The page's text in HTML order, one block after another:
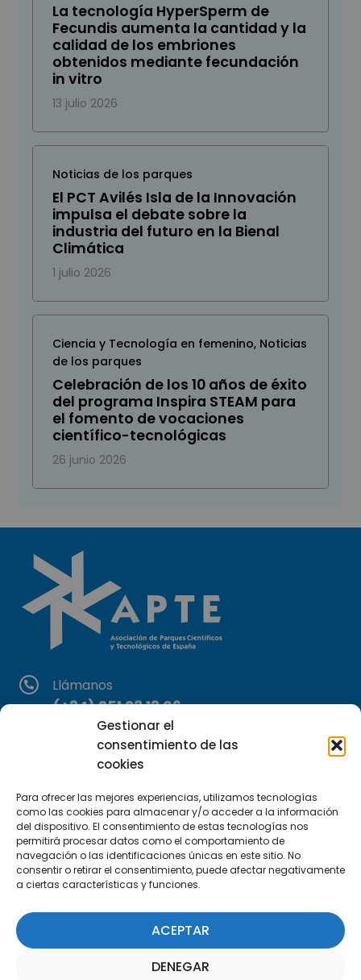
Gestionar el
consentimiento de las
cookies
Para ofrecer las mejores experiencias, utilizamos tecnologías
como las cookies para almacenar y/o acceder a la información
del dispositivo. El consentimiento de estas tecnologías nos
permitirá procesar datos como el comportamiento de
navegación o las identificaciones únicas en este sitio. No
consentir o retirar el consentimiento, puede afectar negativamente
a ciertas características y funciones.
ACEPTAR
DENEGAR
La tecnología HyperSperm de
Fecundis aumenta la cantidad y la
calidad de los embriones
obtenidos mediante fecundación
in vitro
13 julio 2026
Noticias de los parques
El PCT Avilés Isla de la Innovación
impulsa el debate sobre la
industria del futuro en la Bienal
Climática
1 julio 2026
Ciencia y Tecnología en femenino, Noticias
de los parques
Celebración de los 10 años de éxito
del programa Inspira STEAM para
el fomento de vocaciones
científico-tecnológicas
26 junio 2026
Llámanos
(+34) 951 23 13 06
Escríbenos
info@apte.org
Encuéntranos
C/Marie Curie, 35
29590 Campanillas, Málaga